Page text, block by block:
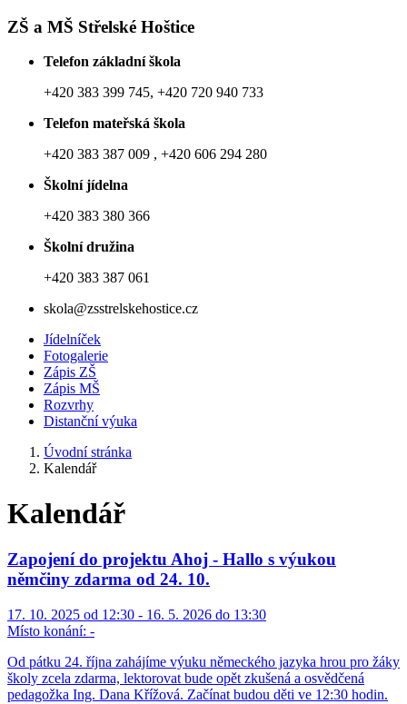
ZŠ a MŠ Střelské Hoštice
Telefon základní škola
+420 383 399 745, +420 720 940 733
Telefon mateřská škola
+420 383 387 009 , +420 606 294 280
Školní jídelna
+420 383 380 366
Školní družina
+420 383 387 061
skola@zsstrelskehostice.cz
Jídelníček
Fotogalerie
Zápis ZŠ
Zápis MŠ
Rozvrhy
Distanční výuka
Úvodní stránka
Kalendář
Kalendář
Zapojení do projektu Ahoj - Hallo s výukou
němčiny zdarma od 24. 10.
17. 10. 2025 od 12:30 - 16. 5. 2026 do 13:30
Místo konání: -
Od pátku 24. října zahájíme výuku německého jazyka hrou pro žáky
školy zcela zdarma, lektorovat bude opět zkušená a osvědčená
pedagožka Ing. Dana Křížová. Začínat budou děti ve 12:30 hodin.